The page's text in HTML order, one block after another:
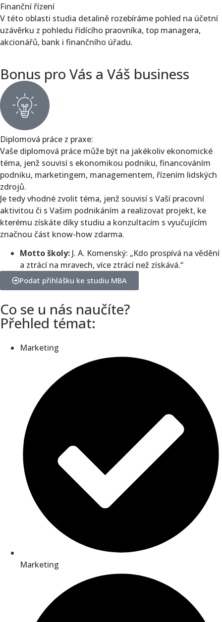
Finanční řízení
V této oblasti studia detalině rozebíráme pohled na účetní
uzávěrku z pohledu řídícího praovníka, top managera,
akcionářů, bank i finančního úřadu.
Bonus pro Vás a Váš business
Diplomová práce z praxe:
Vaše diplomová práce může být na jakékoliv ekonomické
téma, jenž souvisí s ekonomikou podniku, financováním
podniku, marketingem, managementem, řízením lidských
zdrojů.
Je tedy vhodné zvolit téma, jenž souvisí s Vaší pracovní
aktivitou či s Vašim podnikáním a realizovat projekt, ke
kterému získáte díky studiu a konzultacím s vyučujícím
značnou část know-how zdarma.
Motto školy: J. A. Komenský: „Kdo prospívá na vědění
a ztrácí na mravech, více ztrácí než získává.“
Podat přihlášku ke studiu MBA
Co se u nás naučíte?
Přehled témat:
Marketing
Marketing